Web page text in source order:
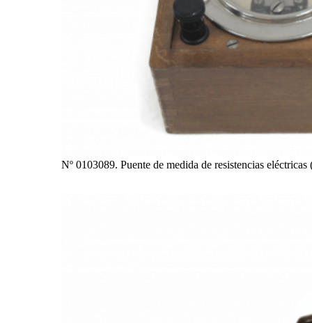
Nº 0103089. Puente de medida de resistencias eléctricas